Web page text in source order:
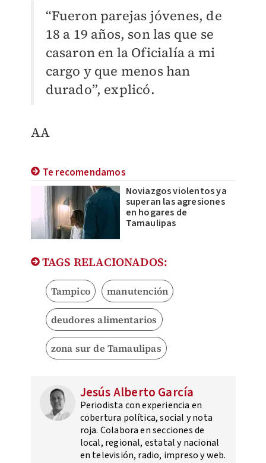
“Fueron parejas jóvenes, de
18 a 19 años, son las que se
casaron en la Oficialía a mi
cargo y que menos han
durado”, explicó.
AA
Te recomendamos
Noviazgos violentos ya
superan las agresiones
en hogares de
Tamaulipas
TAGS RELACIONADOS:
Tampico manutención
deudores alimentarios
zona sur de Tamaulipas
Jesús Alberto García
Periodista con experiencia en
cobertura política, social y nota
roja. Colabora en secciones de
local, regional, estatal y nacional
en televisión, radio, impreso y web.